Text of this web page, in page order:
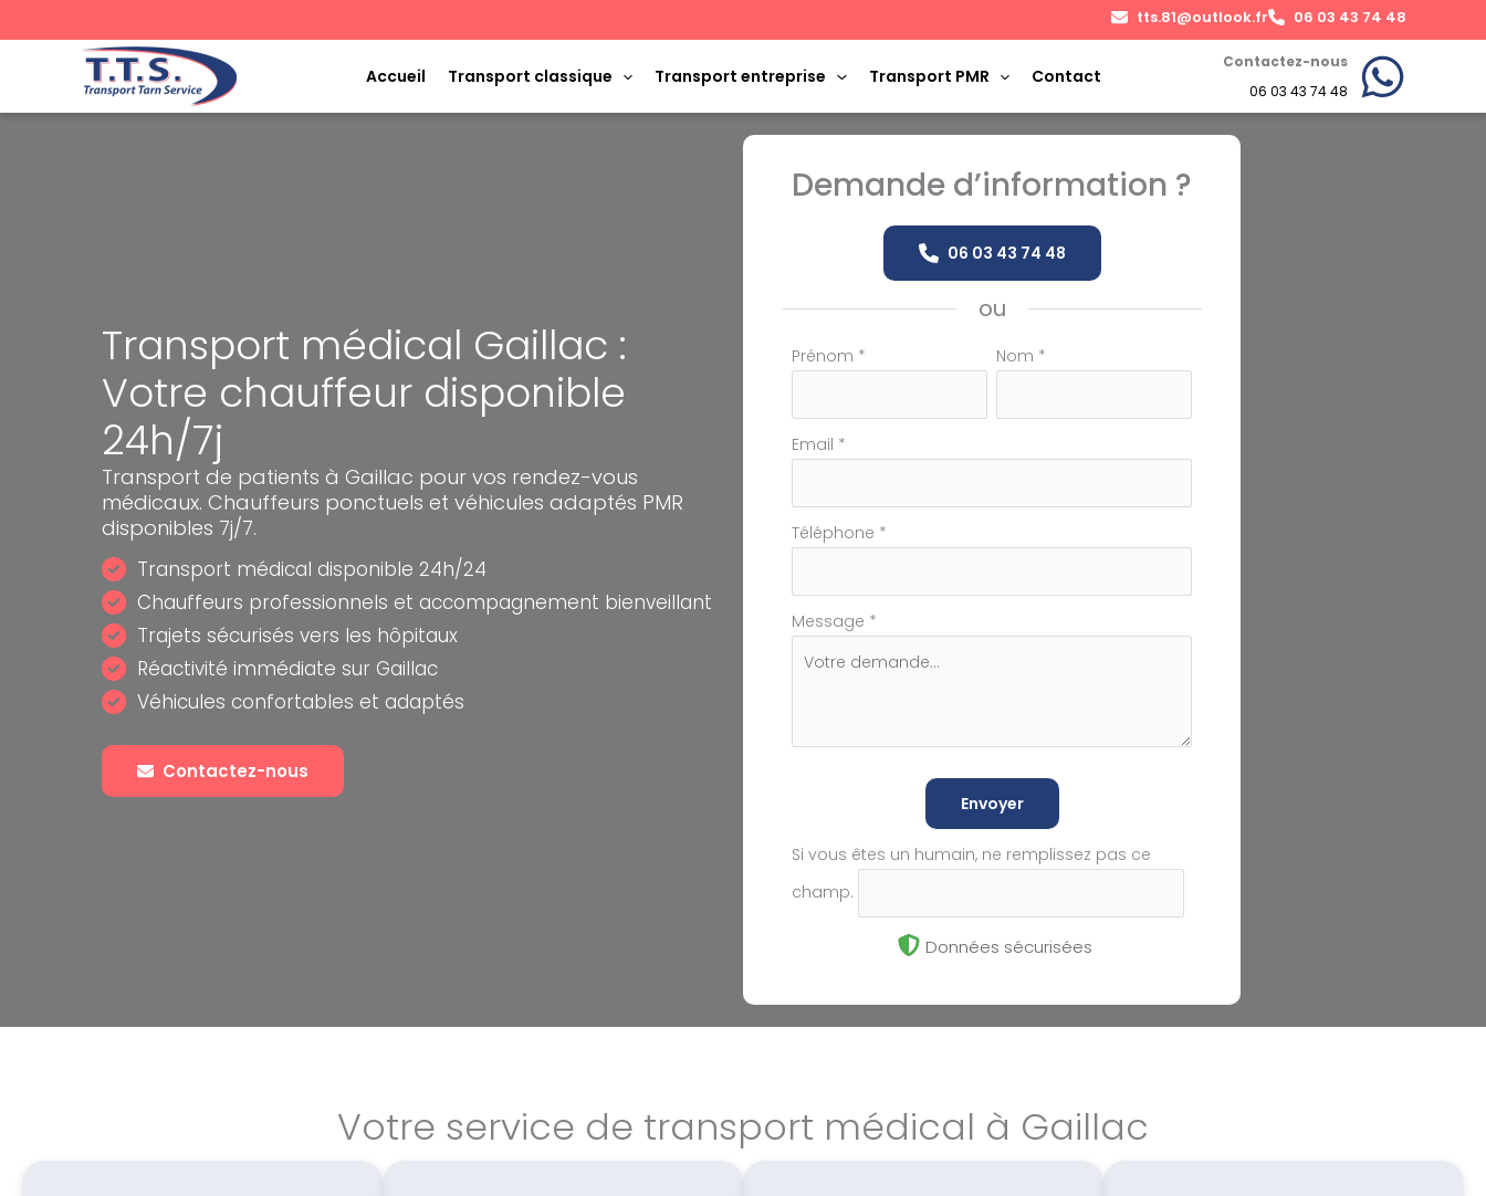
au
tts.81@outlook.fr 06 03 43 74 48
Accueil Transport classique Transport entreprise Transport PMR Contact
Contactez-nous
06 03 43 74 48
Transport médical Gaillac :
Votre chauffeur disponible
24h/7j
Transport de patients à Gaillac pour vos rendez-vous
médicaux. Chauffeurs ponctuels et véhicules adaptés PMR
disponibles 7j/7.
Transport médical disponible 24h/24
Chauffeurs professionnels et accompagnement bienveillant
Trajets sécurisés vers les hôpitaux
Réactivité immédiate sur Gaillac
Véhicules confortables et adaptés
Contactez-nous
Demande d’information ?
06 03 43 74 48
ou
Formulaire
téléphone
Prénom * Nom *
Email *
Téléphone *
Message *
Envoyer
Si vous êtes un humain, ne remplissez pas ce
champ.
Données sécurisées
Votre service de transport médical à Gaillac